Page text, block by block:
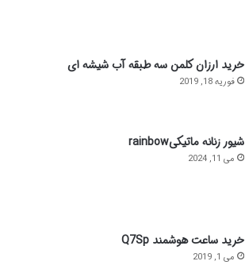
خرید ارزان کلمن سه طبقه آب شیشه ای
فوریه 18, 2019
شیور زنانه ماتیکیrainbow
می 11, 2024
خرید ساعت هوشمند Q7Sp
می 1, 2019